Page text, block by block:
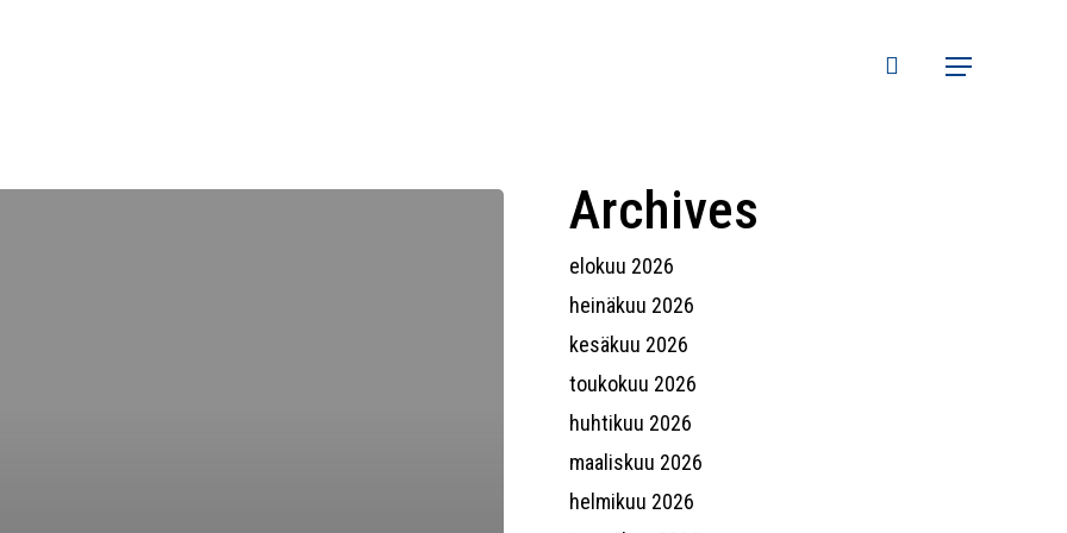
Menu
search
Archives
elokuu 2026
heinäkuu 2026
kesäkuu 2026
toukokuu 2026
huhtikuu 2026
maaliskuu 2026
helmikuu 2026